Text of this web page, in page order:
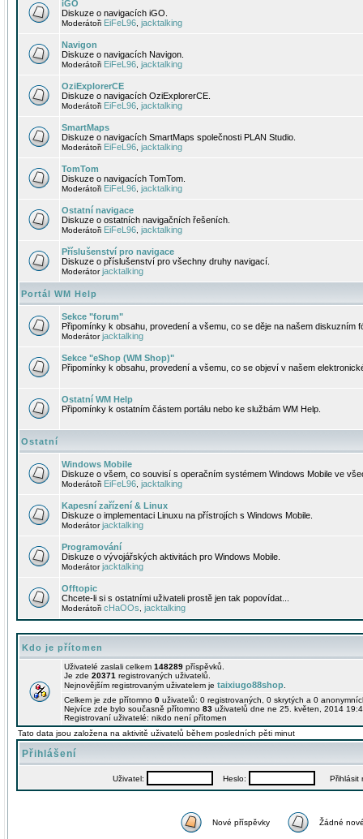
iGO
Diskuze o navigacích iGO.
Moderátoři EiFeL96 jacktalking
Navigon
Diskuze o navigacích Navigon.
Moderátoři EiFeL96 jacktalking
OziExplorerCE
Diskuze o navigacích OziExplorerCE.
Moderátoři EiFeL96 jacktalking
SmartMaps
Diskuze o navigacích SmartMaps společnosti PLAN Studio.
Moderátoři EiFeL96 jacktalking
TomTom
Diskuze o navigacích TomTom.
Moderátoři EiFeL96 jacktalking
Ostatní navigace
Diskuze o ostatních navigačních řešeních.
Moderátoři EiFeL96 jacktalking
Příslušenství pro navigace
Diskuze o příslušenství pro všechny druhy navigací.
Moderátorjacktalking
Portál WM Help
Sekce "forum"
Připomínky k obsahu, provedení a všemu, co se děje na našem diskuzním
Moderátorjacktalking
Sekce "eShop (WM Shop)"
Připomínky k obsahu, provedení a všemu, co se objeví v našem
Ostatní WM Help
Připomínky k ostatním částem portálu nebo ke službám WM Help.
Ostatní
Windows Mobile
Diskuze o všem, co souvisí s operačním systémem Windows Mobile ve
Moderátoři EiFeL96 jacktalking
Kapesní zařízení & Linux
Diskuze o implementaci Linuxu na přístrojích s Windows Mobile.
Moderátorjacktalking
Programování
Diskuze o vývojářských aktivitách pro Windows Mobile.
Moderátorjacktalking
Offtopic
Chcete-li si s ostatními uživateli prostě jen tak popovídat...
Moderátoři cHaOOs jacktalking
Kdo je přítomen
Uživatelé zaslali celkem 148289 příspěvků.
Je zde 20371 registrovaných uživatelů.
Nejnovějším registrovaným uživatelem je taixiugo88shop
Celkem je zde přítomno 0 uživatelů: 0 registrovaných, 0 skrytých a 0
Nejvíce zde bylo současně přítomno 83 uživatelů dne ne 25. květen, 2014
Registrovaní uživatelé: nikdo není přítomen
Tato data jsou založena na aktivitě uživatelů během posledních pěti minut
Přihlášení
Uživatel: Heslo: Přihlásit
Nové příspěvky Žádné